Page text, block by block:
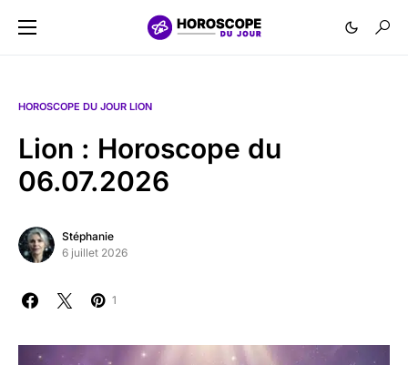
HOROSCOPE DU JOUR LION
Lion : Horoscope du
06.07.2026
Stéphanie
6 juillet 2026
1